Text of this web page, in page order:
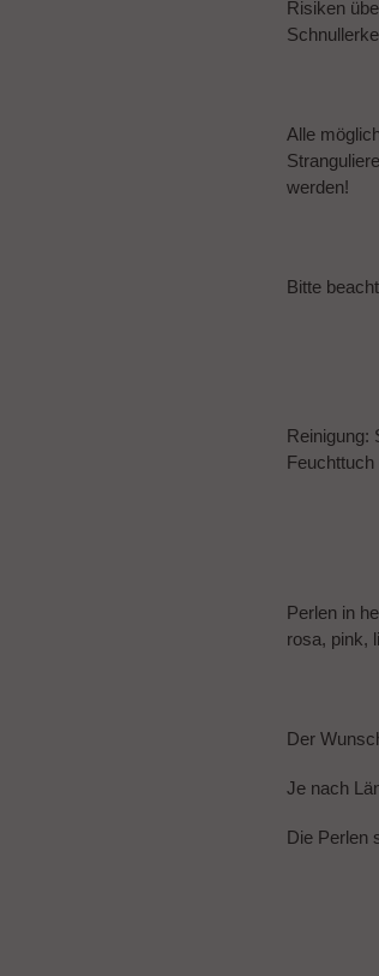
Risiken
Alle
werden!
Bitte
Reinigung:
Feuchttuch
Perlen in
rosa, pink,
Der
Je nach
Die Perlen